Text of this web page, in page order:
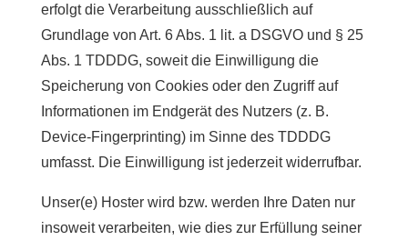
erfolgt die Verarbeitung ausschließlich auf
Grundlage von Art. 6 Abs. 1 lit. a DSGVO und § 25
Abs. 1 TDDDG, soweit die Einwilligung die
Speicherung von Cookies oder den Zugriff auf
Informationen im Endgerät des Nutzers (z. B.
Device-Fingerprinting) im Sinne des TDDDG
umfasst. Die Einwilligung ist jederzeit widerrufbar.
Unser(e) Hoster wird bzw. werden Ihre Daten nur
insoweit verarbeiten, wie dies zur Erfüllung seiner